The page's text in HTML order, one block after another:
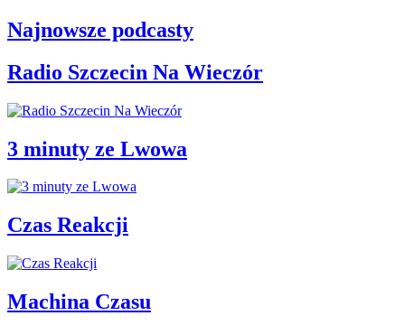
Najnowsze podcasty
Radio Szczecin Na Wieczór
3 minuty ze Lwowa
Czas Reakcji
Machina Czasu